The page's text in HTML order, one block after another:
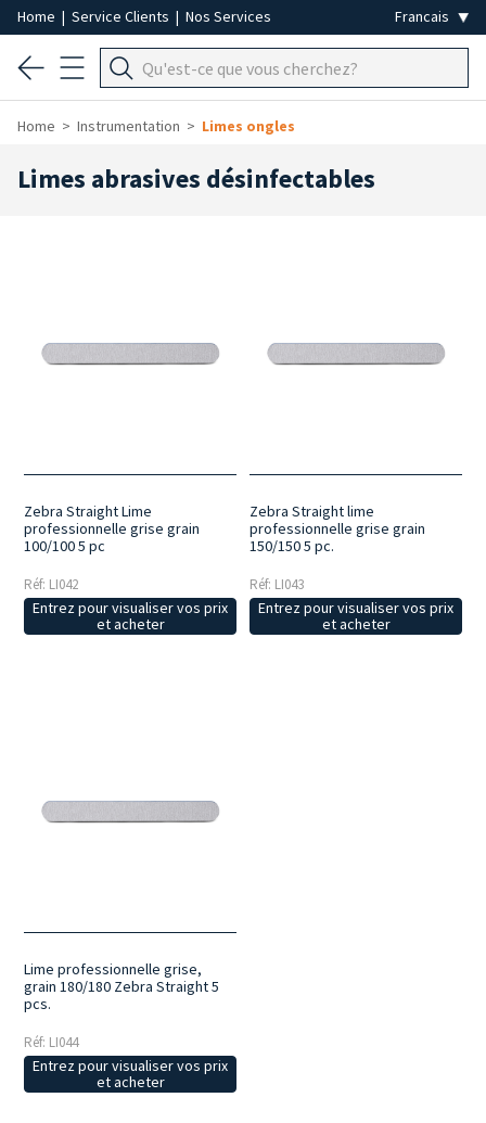
Home | Service Clients | Nos Services
Home Instrumentation Limes ongles
Limes abrasives désinfectables
Zebra Straight Lime
professionnelle grise grain
100/100 5 pc
Réf: LI042
Entrez pour visualiser vos prix
et acheter
Zebra Straight lime
professionnelle grise grain
150/150 5 pc.
Réf: LI043
Entrez pour visualiser vos prix
et acheter
Lime professionnelle grise,
grain 180/180 Zebra Straight 5
pcs.
Réf: LI044
Entrez pour visualiser vos prix
et acheter